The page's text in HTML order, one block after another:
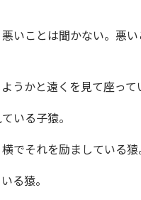
いことは聞かない。悪
うかと遠くを見て座って
いる子猿。
でそれを励ましている猿
る猿。